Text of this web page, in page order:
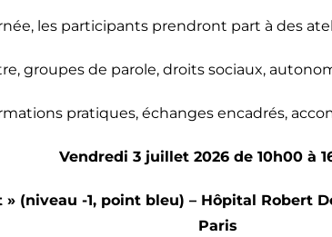
les participants prendront part à des
groupes de parole, droits sociaux,
pratiques, échanges encadrés,
Vendredi 3 juillet 2026 de 10h00 à
» (niveau -1, point bleu) – Hôpital Robert
Paris